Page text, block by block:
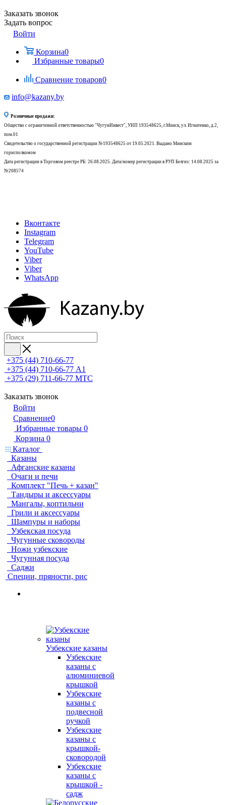
Заказать звонок
Задать вопрос
Войти
Корзина0
Избранные товары0
Сравнение товаров0
info@kazany.by
Розничные продажи:
Общество с ограниченной ответственностью "ЧугунИнвест", УНП 193548625, г.Минск, ул. Игнатенко, д.2,
пом.01
Свидетельство о государственной регистрации №193548625 от 19.05.2021. Выдано Минским
горисполкомом
Дата регистрации в Торговом реестре РБ: 26.08.2025. Дата/номер регистрации в РУП Белгиэ: 14.08.2025 за
№208574
Вконтакте
Instagram
Telegram
YouTube
Viber
Viber
WhatsApp
+375 (44) 710-66-77
+375 (44) 710-66-77 А1
+375 (29) 711-66-77 МТС
Заказать звонок
Войти
Сравнение0
Избранные товары 0
Корзина 0
Каталог
Казаны
Афганские казаны
Очаги и печи
Комплект "Печь + казан"
Тандыры и аксессуары
Мангалы, коптильни
Грили и аксессуары
Шампуры и наборы
Узбекская посуда
Чугунные сковороды
Ножи узбекские
Чугунная посуда
Саджи
Специи, пряности, рис
Узбекские казаны
Узбекские
казаны с
алюминиевой
крышкой
Узбекские
казаны с
подвесной
ручкой
Узбекские
казаны с
крышкой-
сковородой
Узбекские
казаны с
крышкой -
садж